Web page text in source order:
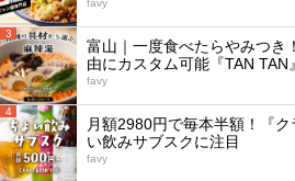
favy
3
富山｜一度食べたらやみつき
由にカスタム可能『TAN TAN』
favy
4
月額2980円で毎本半額！『
い飲みサブスクに注目
favy